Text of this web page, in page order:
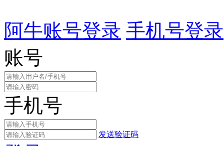
阿牛账号登录 手机号登录
账号
手机号
发送验证码